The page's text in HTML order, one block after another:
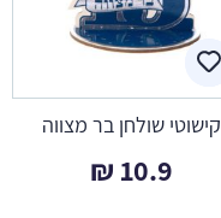
קישוטי שולחן בר מצווה
10.9
₪